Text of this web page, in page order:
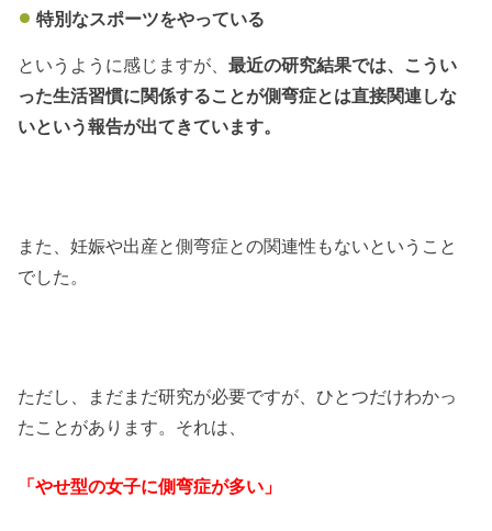
特別なスポーツをやっている
というように感じますが、最近の研究結果では、こうい
った生活習慣に関係することが側弯症とは直接関連しな
いという報告が出てきています。
また、妊娠や出産と側弯症との関連性もないということ
でした。
ただし、まだまだ研究が必要ですが、ひとつだけわかっ
たことがあります。それは、
「やせ型の女子に側弯症が多い」